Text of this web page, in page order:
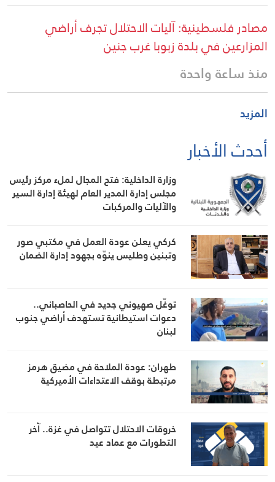
مصادر فلسطينية: آليات الاحتلال تجرف أراضي
المزارعين في بلدة زبوبا غرب جنين
منذ ساعة واحدة
المزيد
أحدث الأخبار
وزارة الداخلية: فتح المجال لملء مركز رئيس
مجلس إدارة المدير العام لهيئة إدارة السير
والآليات والمركبات
كركي يعلن عودة العمل في مكتبي صور
وتبنين وطليس ينوّه بجهود إدارة الضمان
توغّل صهيوني جديد في الحاصباني..
دعوات استيطانية تستهدف أراضي جنوب
لبنان
طهران: عودة الملاحة في مضيق هرمز
مرتبطة بوقف الاعتداءات الأميركية
خروقات الاحتلال تتواصل في غزة.. آخر
التطورات مع عماد عيد